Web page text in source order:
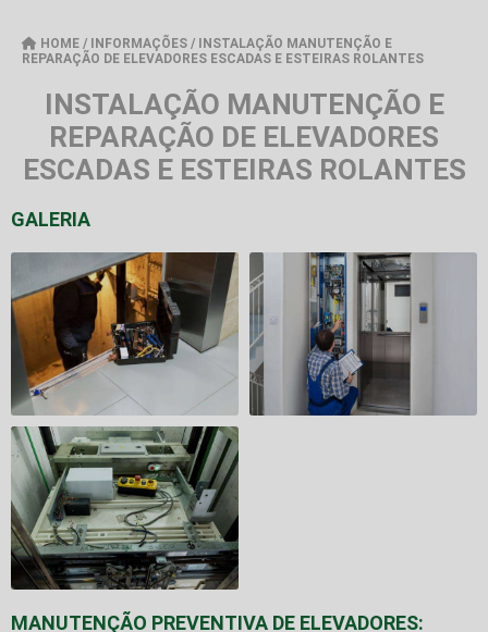
HOME / INFORMAÇÕES /
INSTALAÇÃO MANUTENÇÃO E
REPARAÇÃO DE ELEVADORES ESCADAS E ESTEIRAS ROLANTES
INSTALAÇÃO MANUTENÇÃO E
REPARAÇÃO DE ELEVADORES
ESCADAS E ESTEIRAS ROLANTES
GALERIA
MANUTENÇÃO PREVENTIVA DE ELEVADORES: